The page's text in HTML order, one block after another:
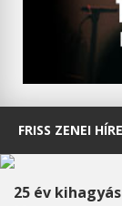
FRISS ZENEI
25 év